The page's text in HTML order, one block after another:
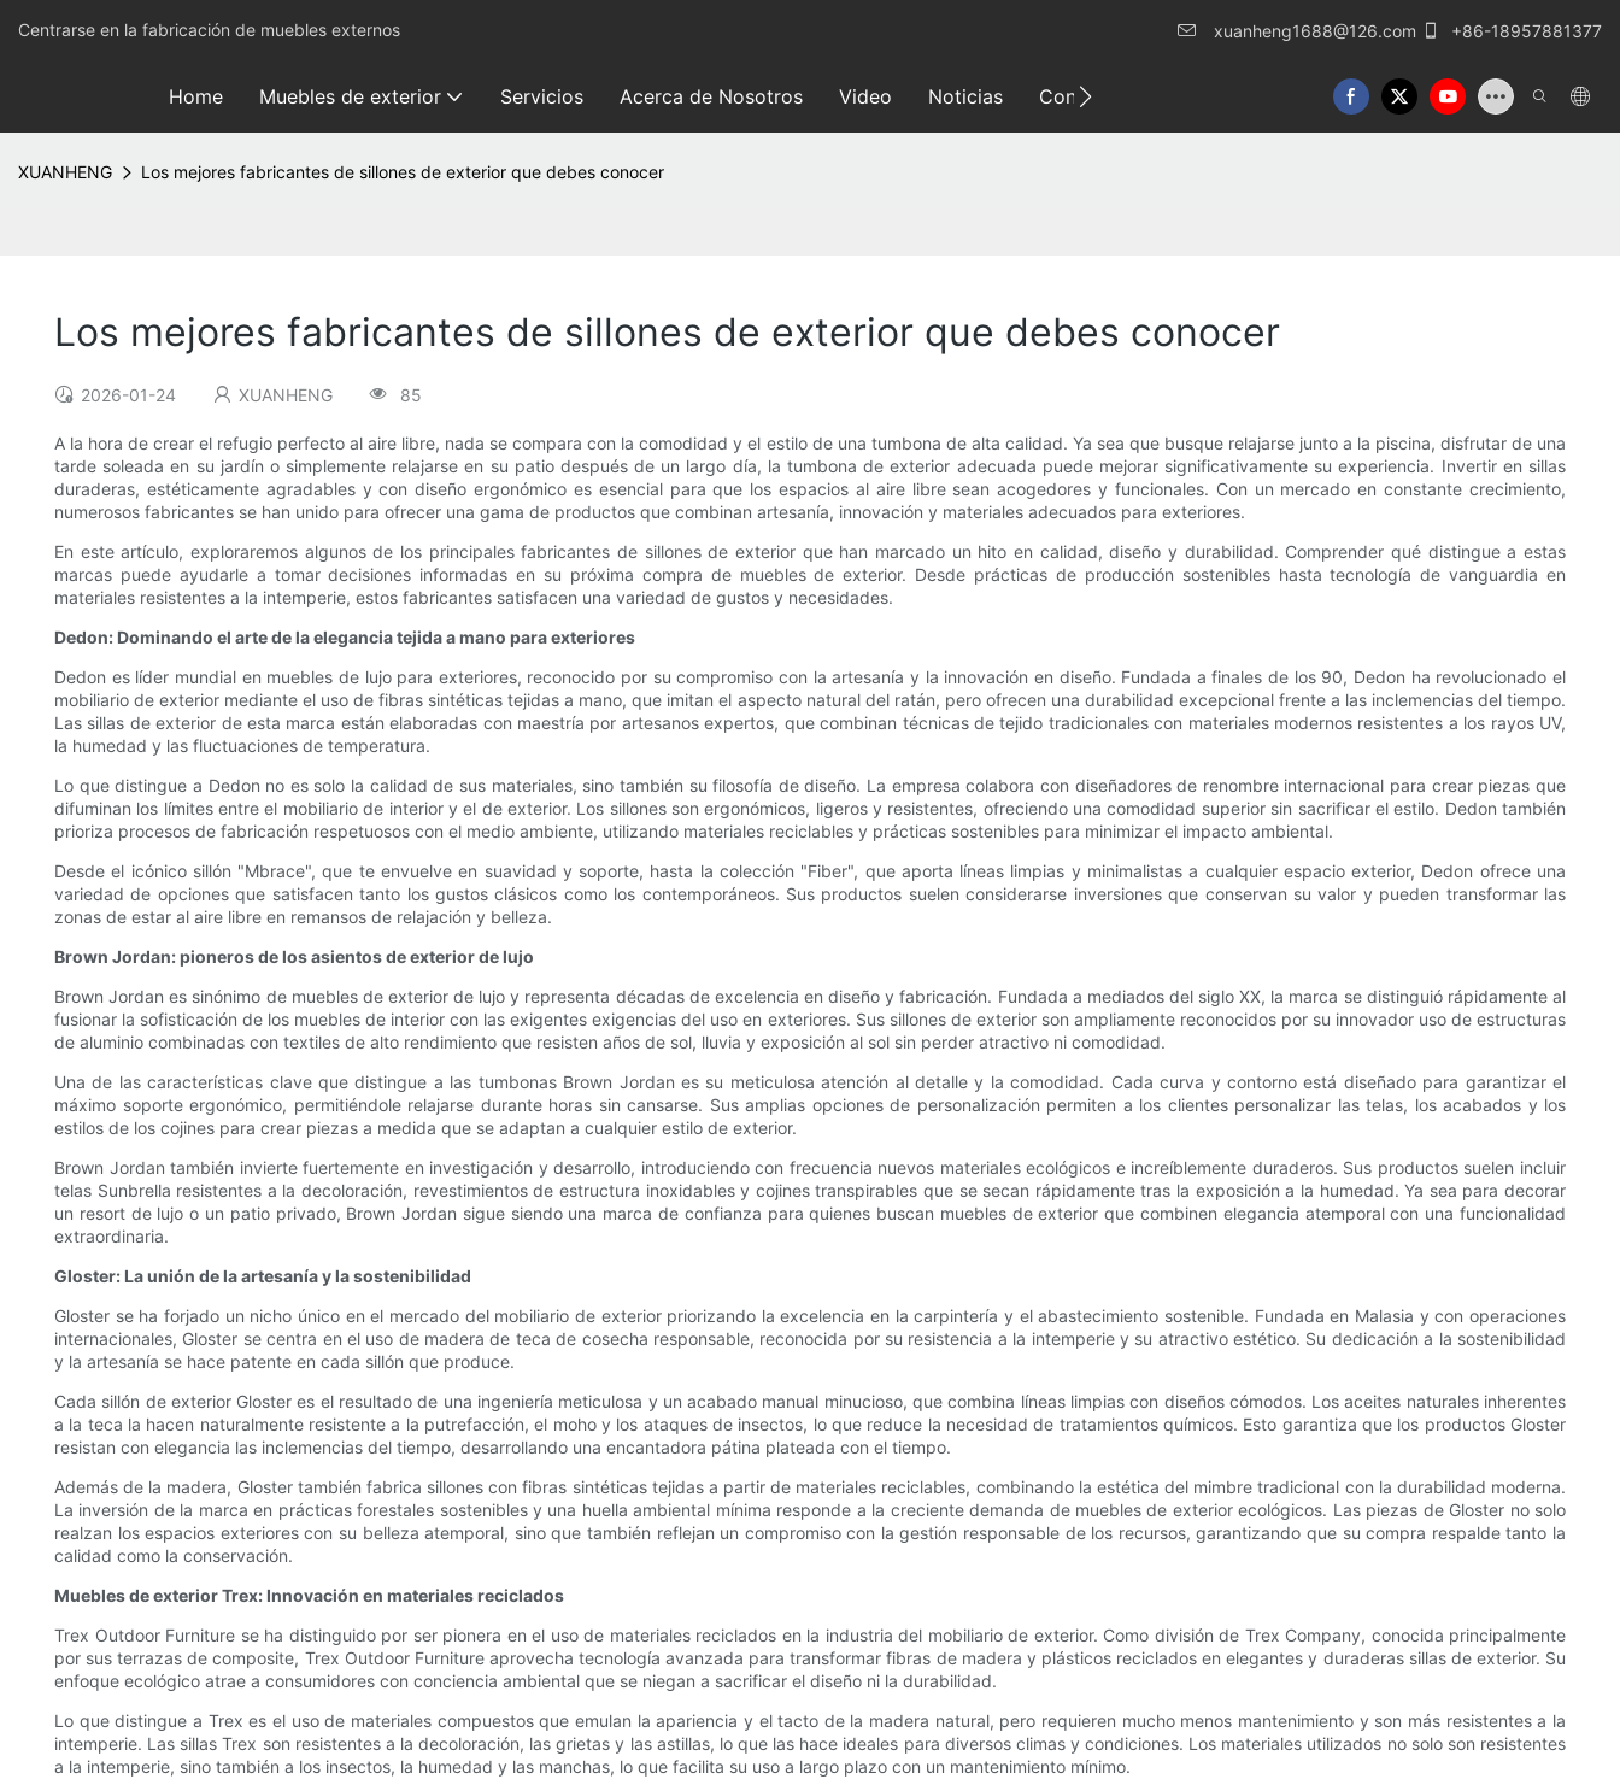
Centrarse en la fabricación de muebles externos xuanheng1688@126.com +86-18957881377
Home Muebles de exterior Servicios Acerca de Nosotros Video Noticias Contáctenos
XUANHENG Los mejores fabricantes de sillones de exterior que debes conocer
Los mejores fabricantes de sillones de exterior que debes conocer
2026-01-24 XUANHENG 85
A la hora de crear el refugio perfecto al aire libre, nada se compara con la comodidad y el estilo de una tumbona de alta calidad. Ya sea que busque relajarse junto a la piscina, disfrutar de una
tarde soleada en su jardín o simplemente relajarse en su patio después de un largo día, la tumbona de exterior adecuada puede mejorar significativamente su experiencia. Invertir en sillas
duraderas, estéticamente agradables y con diseño ergonómico es esencial para que los espacios al aire libre sean acogedores y funcionales. Con un mercado en constante crecimiento,
numerosos fabricantes se han unido para ofrecer una gama de productos que combinan artesanía, innovación y materiales adecuados para exteriores.
En este artículo, exploraremos algunos de los principales fabricantes de sillones de exterior que han marcado un hito en calidad, diseño y durabilidad. Comprender qué distingue a estas
marcas puede ayudarle a tomar decisiones informadas en su próxima compra de muebles de exterior. Desde prácticas de producción sostenibles hasta tecnología de vanguardia en
materiales resistentes a la intemperie, estos fabricantes satisfacen una variedad de gustos y necesidades.
Dedon: Dominando el arte de la elegancia tejida a mano para exteriores
Dedon es líder mundial en muebles de lujo para exteriores, reconocido por su compromiso con la artesanía y la innovación en diseño. Fundada a finales de los 90, Dedon ha revolucionado el
mobiliario de exterior mediante el uso de fibras sintéticas tejidas a mano, que imitan el aspecto natural del ratán, pero ofrecen una durabilidad excepcional frente a las inclemencias del tiempo.
Las sillas de exterior de esta marca están elaboradas con maestría por artesanos expertos, que combinan técnicas de tejido tradicionales con materiales modernos resistentes a los rayos UV,
la humedad y las fluctuaciones de temperatura.
Lo que distingue a Dedon no es solo la calidad de sus materiales, sino también su filosofía de diseño. La empresa colabora con diseñadores de renombre internacional para crear piezas que
difuminan los límites entre el mobiliario de interior y el de exterior. Los sillones son ergonómicos, ligeros y resistentes, ofreciendo una comodidad superior sin sacrificar el estilo. Dedon también
prioriza procesos de fabricación respetuosos con el medio ambiente, utilizando materiales reciclables y prácticas sostenibles para minimizar el impacto ambiental.
Desde el icónico sillón "Mbrace", que te envuelve en suavidad y soporte, hasta la colección "Fiber", que aporta líneas limpias y minimalistas a cualquier espacio exterior, Dedon ofrece una
variedad de opciones que satisfacen tanto los gustos clásicos como los contemporáneos. Sus productos suelen considerarse inversiones que conservan su valor y pueden transformar las
zonas de estar al aire libre en remansos de relajación y belleza.
Brown Jordan: pioneros de los asientos de exterior de lujo
Brown Jordan es sinónimo de muebles de exterior de lujo y representa décadas de excelencia en diseño y fabricación. Fundada a mediados del siglo XX, la marca se distinguió rápidamente al
fusionar la sofisticación de los muebles de interior con las exigentes exigencias del uso en exteriores. Sus sillones de exterior son ampliamente reconocidos por su innovador uso de estructuras
de aluminio combinadas con textiles de alto rendimiento que resisten años de sol, lluvia y exposición al sol sin perder atractivo ni comodidad.
Una de las características clave que distingue a las tumbonas Brown Jordan es su meticulosa atención al detalle y la comodidad. Cada curva y contorno está diseñado para garantizar el
máximo soporte ergonómico, permitiéndole relajarse durante horas sin cansarse. Sus amplias opciones de personalización permiten a los clientes personalizar las telas, los acabados y los
estilos de los cojines para crear piezas a medida que se adaptan a cualquier estilo de exterior.
Brown Jordan también invierte fuertemente en investigación y desarrollo, introduciendo con frecuencia nuevos materiales ecológicos e increíblemente duraderos. Sus productos suelen incluir
telas Sunbrella resistentes a la decoloración, revestimientos de estructura inoxidables y cojines transpirables que se secan rápidamente tras la exposición a la humedad. Ya sea para decorar
un resort de lujo o un patio privado, Brown Jordan sigue siendo una marca de confianza para quienes buscan muebles de exterior que combinen elegancia atemporal con una funcionalidad
extraordinaria.
Gloster: La unión de la artesanía y la sostenibilidad
Gloster se ha forjado un nicho único en el mercado del mobiliario de exterior priorizando la excelencia en la carpintería y el abastecimiento sostenible. Fundada en Malasia y con operaciones
internacionales, Gloster se centra en el uso de madera de teca de cosecha responsable, reconocida por su resistencia a la intemperie y su atractivo estético. Su dedicación a la sostenibilidad
y la artesanía se hace patente en cada sillón que produce.
Cada sillón de exterior Gloster es el resultado de una ingeniería meticulosa y un acabado manual minucioso, que combina líneas limpias con diseños cómodos. Los aceites naturales inherentes
a la teca la hacen naturalmente resistente a la putrefacción, el moho y los ataques de insectos, lo que reduce la necesidad de tratamientos químicos. Esto garantiza que los productos Gloster
resistan con elegancia las inclemencias del tiempo, desarrollando una encantadora pátina plateada con el tiempo.
Además de la madera, Gloster también fabrica sillones con fibras sintéticas tejidas a partir de materiales reciclables, combinando la estética del mimbre tradicional con la durabilidad moderna.
La inversión de la marca en prácticas forestales sostenibles y una huella ambiental mínima responde a la creciente demanda de muebles de exterior ecológicos. Las piezas de Gloster no solo
realzan los espacios exteriores con su belleza atemporal, sino que también reflejan un compromiso con la gestión responsable de los recursos, garantizando que su compra respalde tanto la
calidad como la conservación.
Muebles de exterior Trex: Innovación en materiales reciclados
Trex Outdoor Furniture se ha distinguido por ser pionera en el uso de materiales reciclados en la industria del mobiliario de exterior. Como división de Trex Company, conocida principalmente
por sus terrazas de composite, Trex Outdoor Furniture aprovecha tecnología avanzada para transformar fibras de madera y plásticos reciclados en elegantes y duraderas sillas de exterior. Su
enfoque ecológico atrae a consumidores con conciencia ambiental que se niegan a sacrificar el diseño ni la durabilidad.
Lo que distingue a Trex es el uso de materiales compuestos que emulan la apariencia y el tacto de la madera natural, pero requieren mucho menos mantenimiento y son más resistentes a la
intemperie. Las sillas Trex son resistentes a la decoloración, las grietas y las astillas, lo que las hace ideales para diversos climas y condiciones. Los materiales utilizados no solo son resistentes
a la intemperie, sino también a los insectos, la humedad y las manchas, lo que facilita su uso a largo plazo con un mantenimiento mínimo.